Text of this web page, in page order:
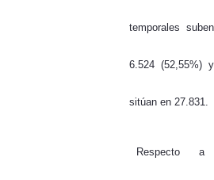
temporales
6.524 (52,55%)
sitúan en 27.831.
Respecto